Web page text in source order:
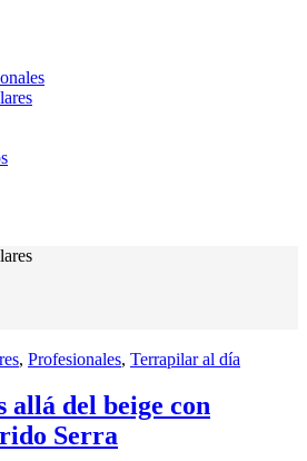
, Profesionales, Terrapilar al día
allá del beige con
Serra